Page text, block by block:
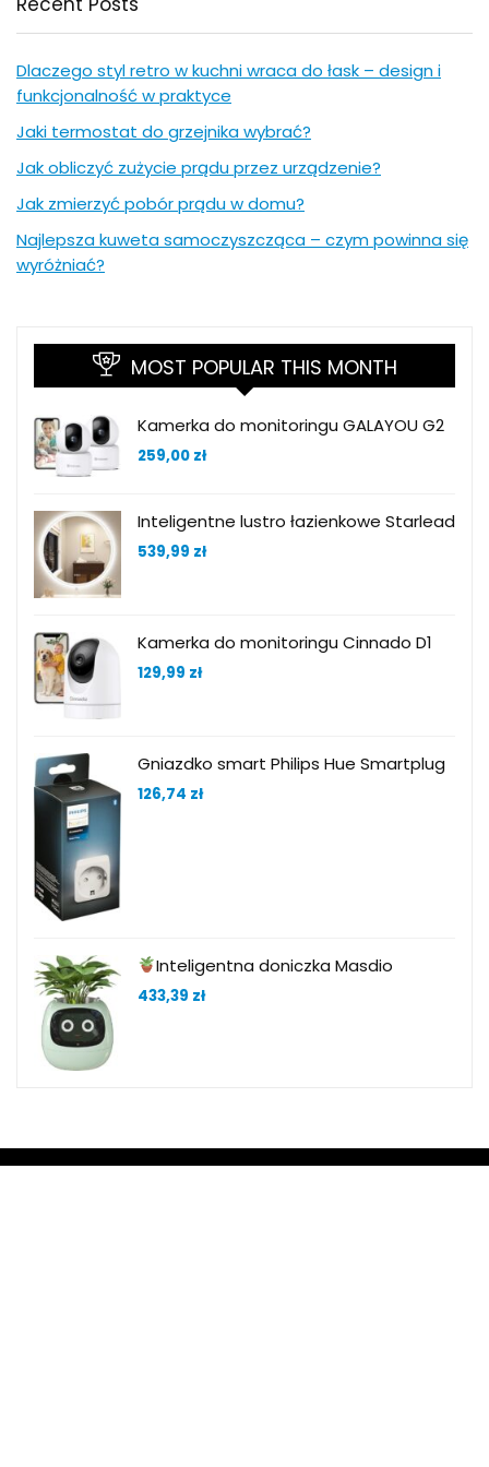
Dlaczego styl retro w kuchni wraca do łask – design i
funkcjonalność w praktyce
Jaki termostat do grzejnika wybrać?
Jak obliczyć zużycie prądu przez urządzenie?
Jak zmierzyć pobór prądu w domu?
Najlepsza kuweta samoczyszcząca – czym powinna się
wyróżniać?
MOST POPULAR THIS MONTH
Kamerka do monitoringu GALAYOU G2
259,00 zł
Inteligentne lustro łazienkowe Starlead
539,99 zł
Kamerka do monitoringu Cinnado D1
129,99 zł
Gniazdko smart Philips Hue Smartplug
126,74 zł
Inteligentna doniczka Masdio
433,39 zł